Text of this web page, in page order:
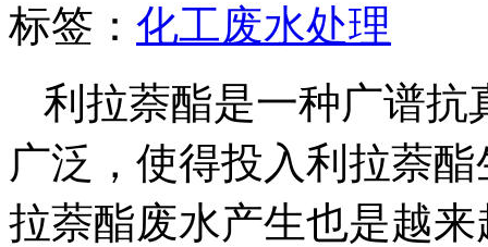
标签： 化工废水处理
利拉萘酯是一种广谱抗
广泛，使得投入利拉萘
拉萘酯废水产生也是越